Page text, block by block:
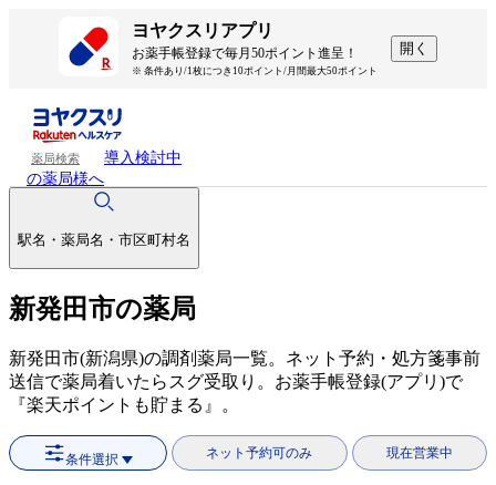
ヨヤクスリアプリ
お薬手帳登録で毎月50ポイント進呈！
※ 条件あり/1枚につき10ポイント/月間最大50ポイント
開く
薬局検索
導入検討中
の薬局様へ
駅名・薬局名・市区町村名
新発田市の薬局
新発田市(新潟県)の調剤薬局一覧。ネット予約・処方箋事前
送信で薬局着いたらスグ受取り。お薬手帳登録(アプリ)で
『楽天ポイントも貯まる』。
条件選択 ネット予約可のみ 現在営業中